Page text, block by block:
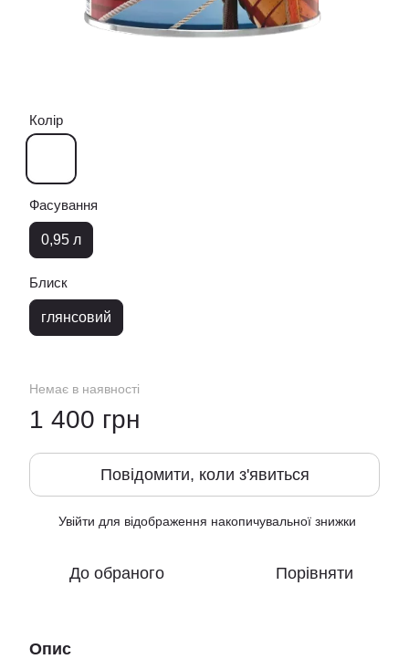
Колір
Фасування
0,95 л
Блиск
глянсовий
Немає в наявності
1 400 грн
Повідомити, коли з'явиться
Увійти для відображення накопичувальної знижки
До обраного Порівняти
Опис